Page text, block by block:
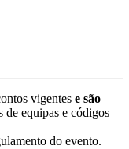
vigentes e são
de equipas e códigos
do evento.